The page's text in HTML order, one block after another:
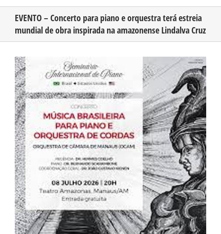
CONHEÇA O AMAZONAS
PUBLICIDADE
CONTATO
EVENTO – Concerto para piano e orquestra terá estreia
mundial de obra inspirada na amazonense Lindalva Cruz
View
Larger
Image